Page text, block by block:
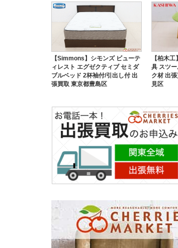
【Simmons】シモンズ ビューテ
ィレスト エグゼクティブ セミダ
ブルベッド 2杯袖付/引出し付 出
張買取 東京都豊島区
【柏木
具 スツ
ク材 出
見区